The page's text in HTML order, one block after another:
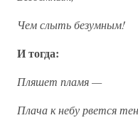
Чем слыть безумным!
И тогда:
Пляшет пламя —
Плача к небу рвется